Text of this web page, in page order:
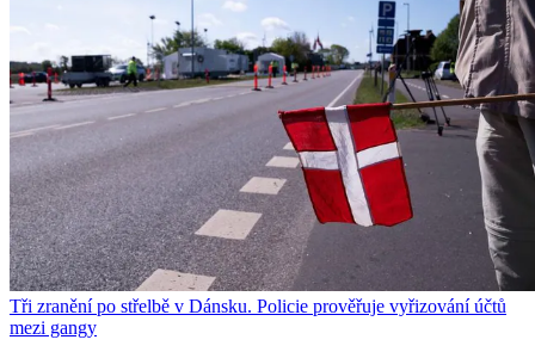
Tři zranění po střelbě v Dánsku. Policie prověřuje vyřizování účtů
mezi gangy